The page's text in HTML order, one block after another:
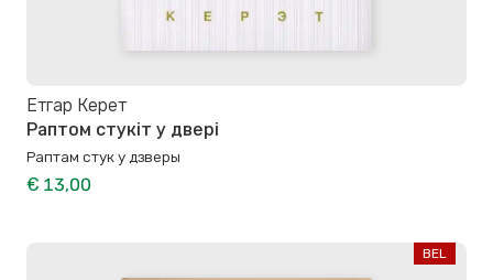
Етгар Керет
Раптом стукіт у двері
Раптам стук у дзверы
€ 13,00
BEL